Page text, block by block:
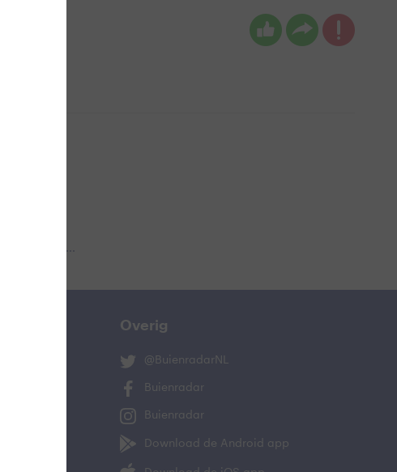
Overig
@BuienradarNL
Buienradar
Buienradar
Download de Android app